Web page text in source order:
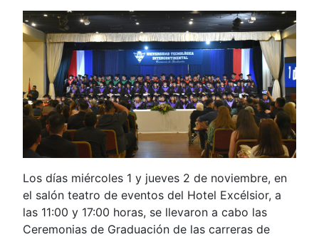
Los días miércoles 1 y jueves 2 de noviembre, en
el salón teatro de eventos del Hotel Excélsior, a
las 11:00 y 17:00 horas, se llevaron a cabo las
Ceremonias de Graduación de las carreras de